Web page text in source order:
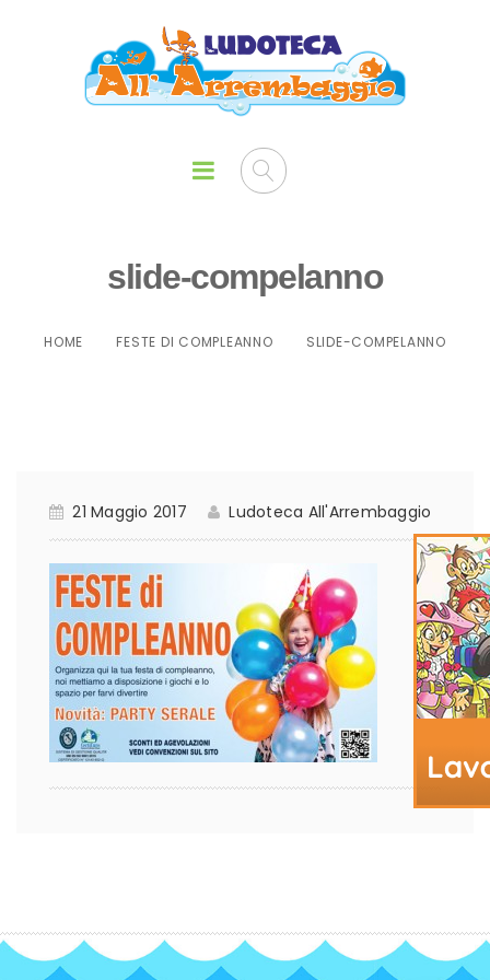
slide-compelanno
HOME FESTE DI COMPLEANNO SLIDE-COMPELANNO
21 Maggio 2017 Ludoteca All'Arrembaggio